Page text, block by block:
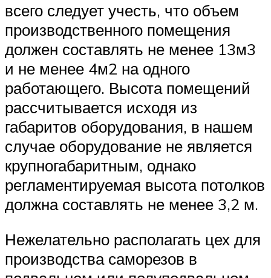
всего следует учесть, что объем
производственного помещения
должен составлять не менее 13м3
и не менее 4м2 на одного
работающего. Высота помещений
рассчитывается исходя из
габаритов оборудования, в нашем
случае оборудование не является
крупногабаритным, однако
регламентируемая высота потолков
должна составлять не менее 3,2 м.
Нежелательно располагать цех для
производства саморезов в